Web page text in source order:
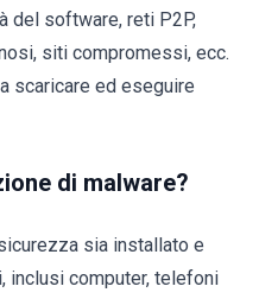
del software, reti P2P,
siti compromessi, ecc.
scaricare ed eseguire
di malware?
sia installato e
inclusi computer, telefoni